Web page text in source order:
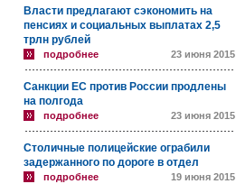
Власти предлагают сэкономить на
пенсиях и социальных выплатах 2,5
трлн рублей
подробнее 23 июня 2015
Санкции ЕС против России продлены
на полгода
подробнее 23 июня 2015
Столичные полицейские ограбили
задержанного по дороге в отдел
подробнее 19 июня 2015